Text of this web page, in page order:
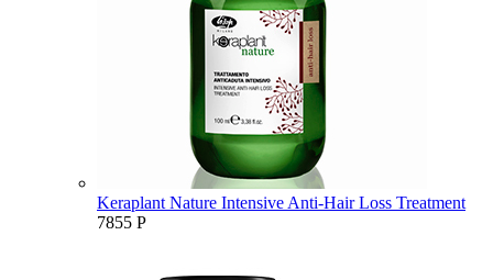
Keraplant Nature Intensive Anti-Hair Loss Treatment
7855 Р